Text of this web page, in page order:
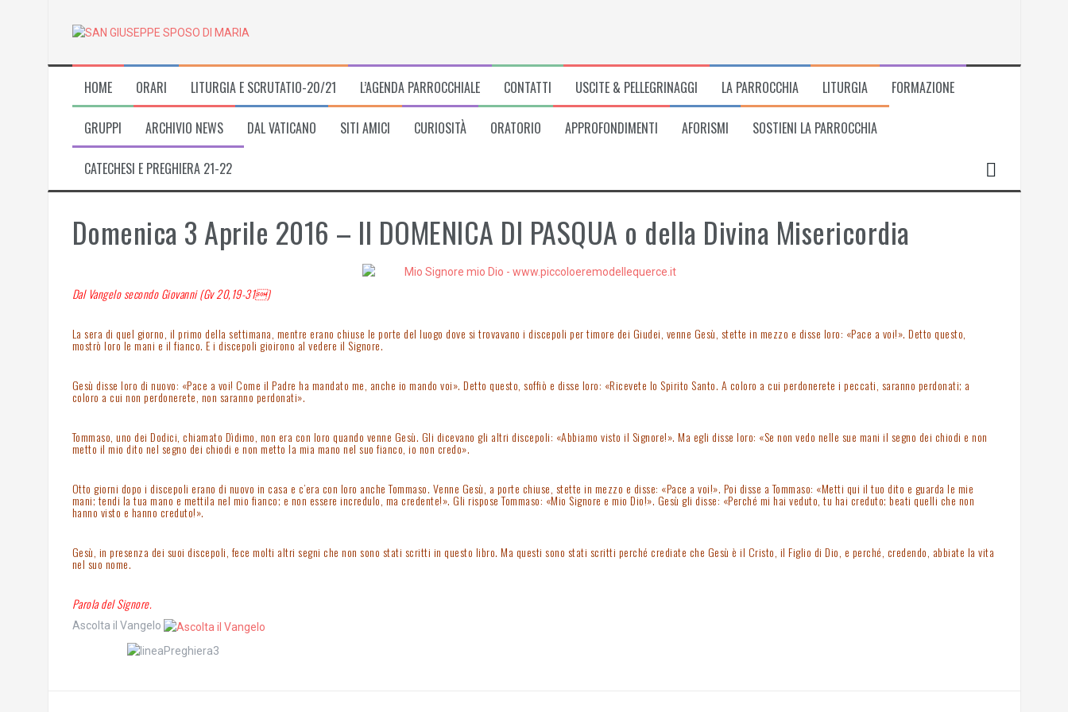
HOME ORARI LITURGIA E SCRUTATIO-20/21 L’AGENDA PARROCCHIALE CONTATTI USCITE & PELLEGRINAGGI LA PARROCCHIA LITURGIA FORMAZIONE
GRUPPI ARCHIVIO NEWS DAL VATICANO SITI AMICI CURIOSITÀ ORATORIO APPROFONDIMENTI AFORISMI SOSTIENI LA PARROCCHIA
CATECHESI E PREGHIERA 21-22
Domenica 3 Aprile 2016 – II DOMENICA DI PASQUA o della Divina Misericordia
Dal Vangelo secondo Giovanni (Gv 20,19-31)
La sera di quel giorno, il primo della settimana, mentre erano chiuse le porte del luogo dove si trovavano i discepoli per timore dei Giudei, venne Gesù, stette in mezzo e disse loro: «Pace a voi!». Detto questo,
mostrò loro le mani e il fianco. E i discepoli gioirono al vedere il Signore.
Gesù disse loro di nuovo: «Pace a voi! Come il Padre ha mandato me, anche io mando voi». Detto questo, soffiò e disse loro: «Ricevete lo Spirito Santo. A coloro a cui perdonerete i peccati, saranno perdonati; a
coloro a cui non perdonerete, non saranno perdonati».
Tommaso, uno dei Dodici, chiamato Dìdimo, non era con loro quando venne Gesù. Gli dicevano gli altri discepoli: «Abbiamo visto il Signore!». Ma egli disse loro: «Se non vedo nelle sue mani il segno dei chiodi e non
metto il mio dito nel segno dei chiodi e non metto la mia mano nel suo fianco, io non credo».
Otto giorni dopo i discepoli erano di nuovo in casa e c’era con loro anche Tommaso. Venne Gesù, a porte chiuse, stette in mezzo e disse: «Pace a voi!». Poi disse a Tommaso: «Metti qui il tuo dito e guarda le mie
mani; tendi la tua mano e mettila nel mio fianco; e non essere incredulo, ma credente!». Gli rispose Tommaso: «Mio Signore e mio Dio!». Gesù gli disse: «Perché mi hai veduto, tu hai creduto; beati quelli che non
hanno visto e hanno creduto!».
Gesù, in presenza dei suoi discepoli, fece molti altri segni che non sono stati scritti in questo libro. Ma questi sono stati scritti perché crediate che Gesù è il Cristo, il Figlio di Dio, e perché, credendo, abbiate la vita
nel suo nome.
Parola del Signore.
Ascolta il Vangelo